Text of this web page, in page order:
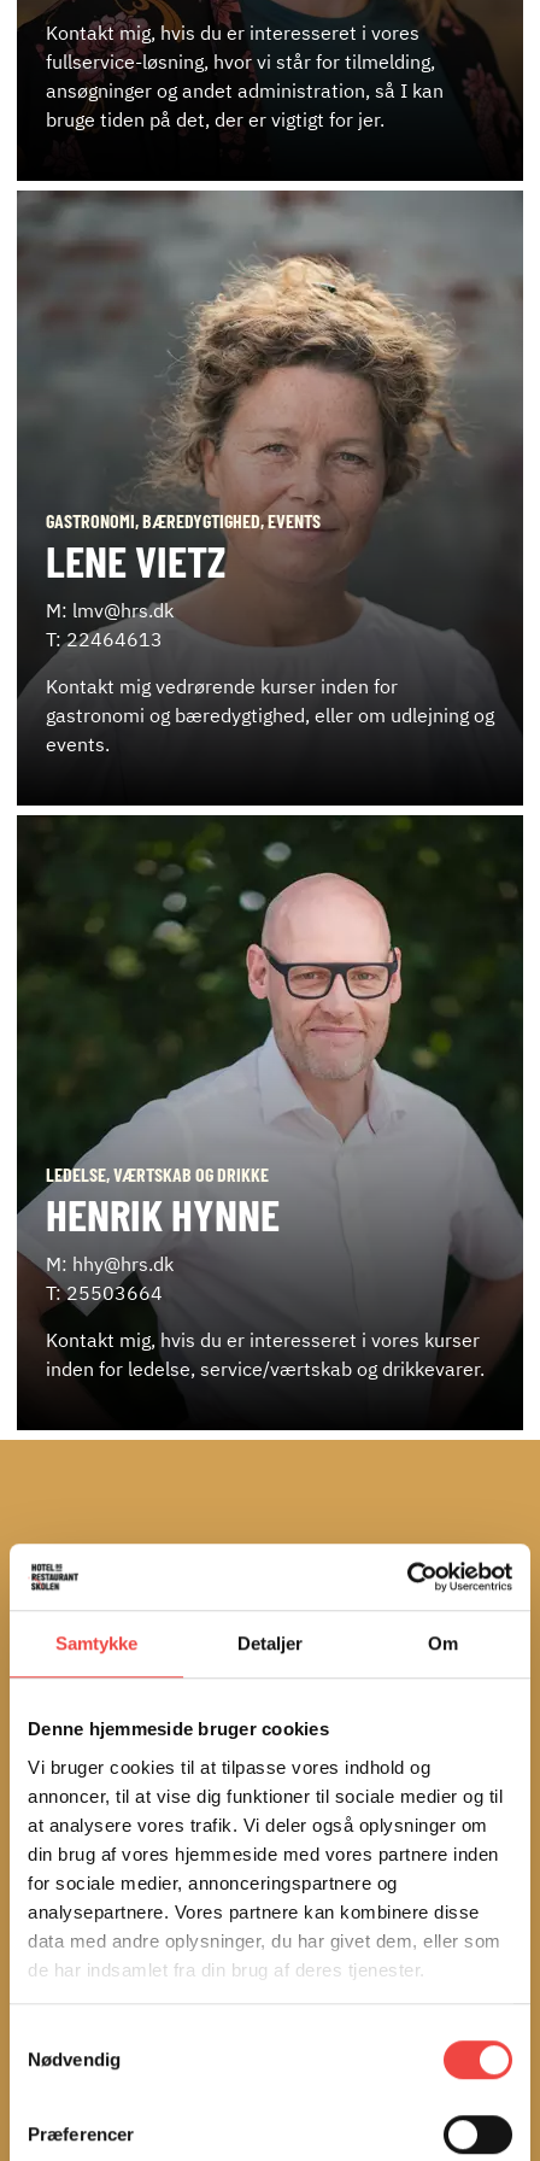
Samtykke Detaljer Om
Denne hjemmeside bruger cookies
Vi bruger cookies til at tilpasse vores indhold og
annoncer, til at vise dig funktioner til sociale medier og til
at analysere vores trafik. Vi deler også oplysninger om
din brug af vores hjemmeside med vores partnere inden
for sociale medier, annonceringspartnere og
analysepartnere. Vores partnere kan kombinere disse
data med andre oplysninger, du har givet dem, eller som
de har indsamlet fra din brug af deres tjenester.
Nødvendig
Præferencer
Kontakt mig, hvis du er interesseret i vores
fullservice-løsning, hvor vi står for tilmelding,
ansøgninger og andet administration, så I kan
bruge tiden på det, der er vigtigt for jer.
GASTRONOMI, BÆREDYGTIGHED, EVENTS
LENE VIETZ
M: lmv@hrs.dk
T: 22464613
Kontakt mig vedrørende kurser inden for
gastronomi og bæredygtighed, eller om udlejning og
events.
LEDELSE, VÆRTSKAB OG DRIKKE
HENRIK HYNNE
M: hhy@hrs.dk
T: 25503664
Kontakt mig, hvis du er interesseret i vores kurser
inden for ledelse, service/værtskab og drikkevarer.
TJEN PENGE PÅ KURSER - VI ORDNER
BØVLET
faktisk få 1000-1700 kr. i godtgørelse. I alt kan det give virksomheden
et overskud på op til 1450 kroner om dagen!